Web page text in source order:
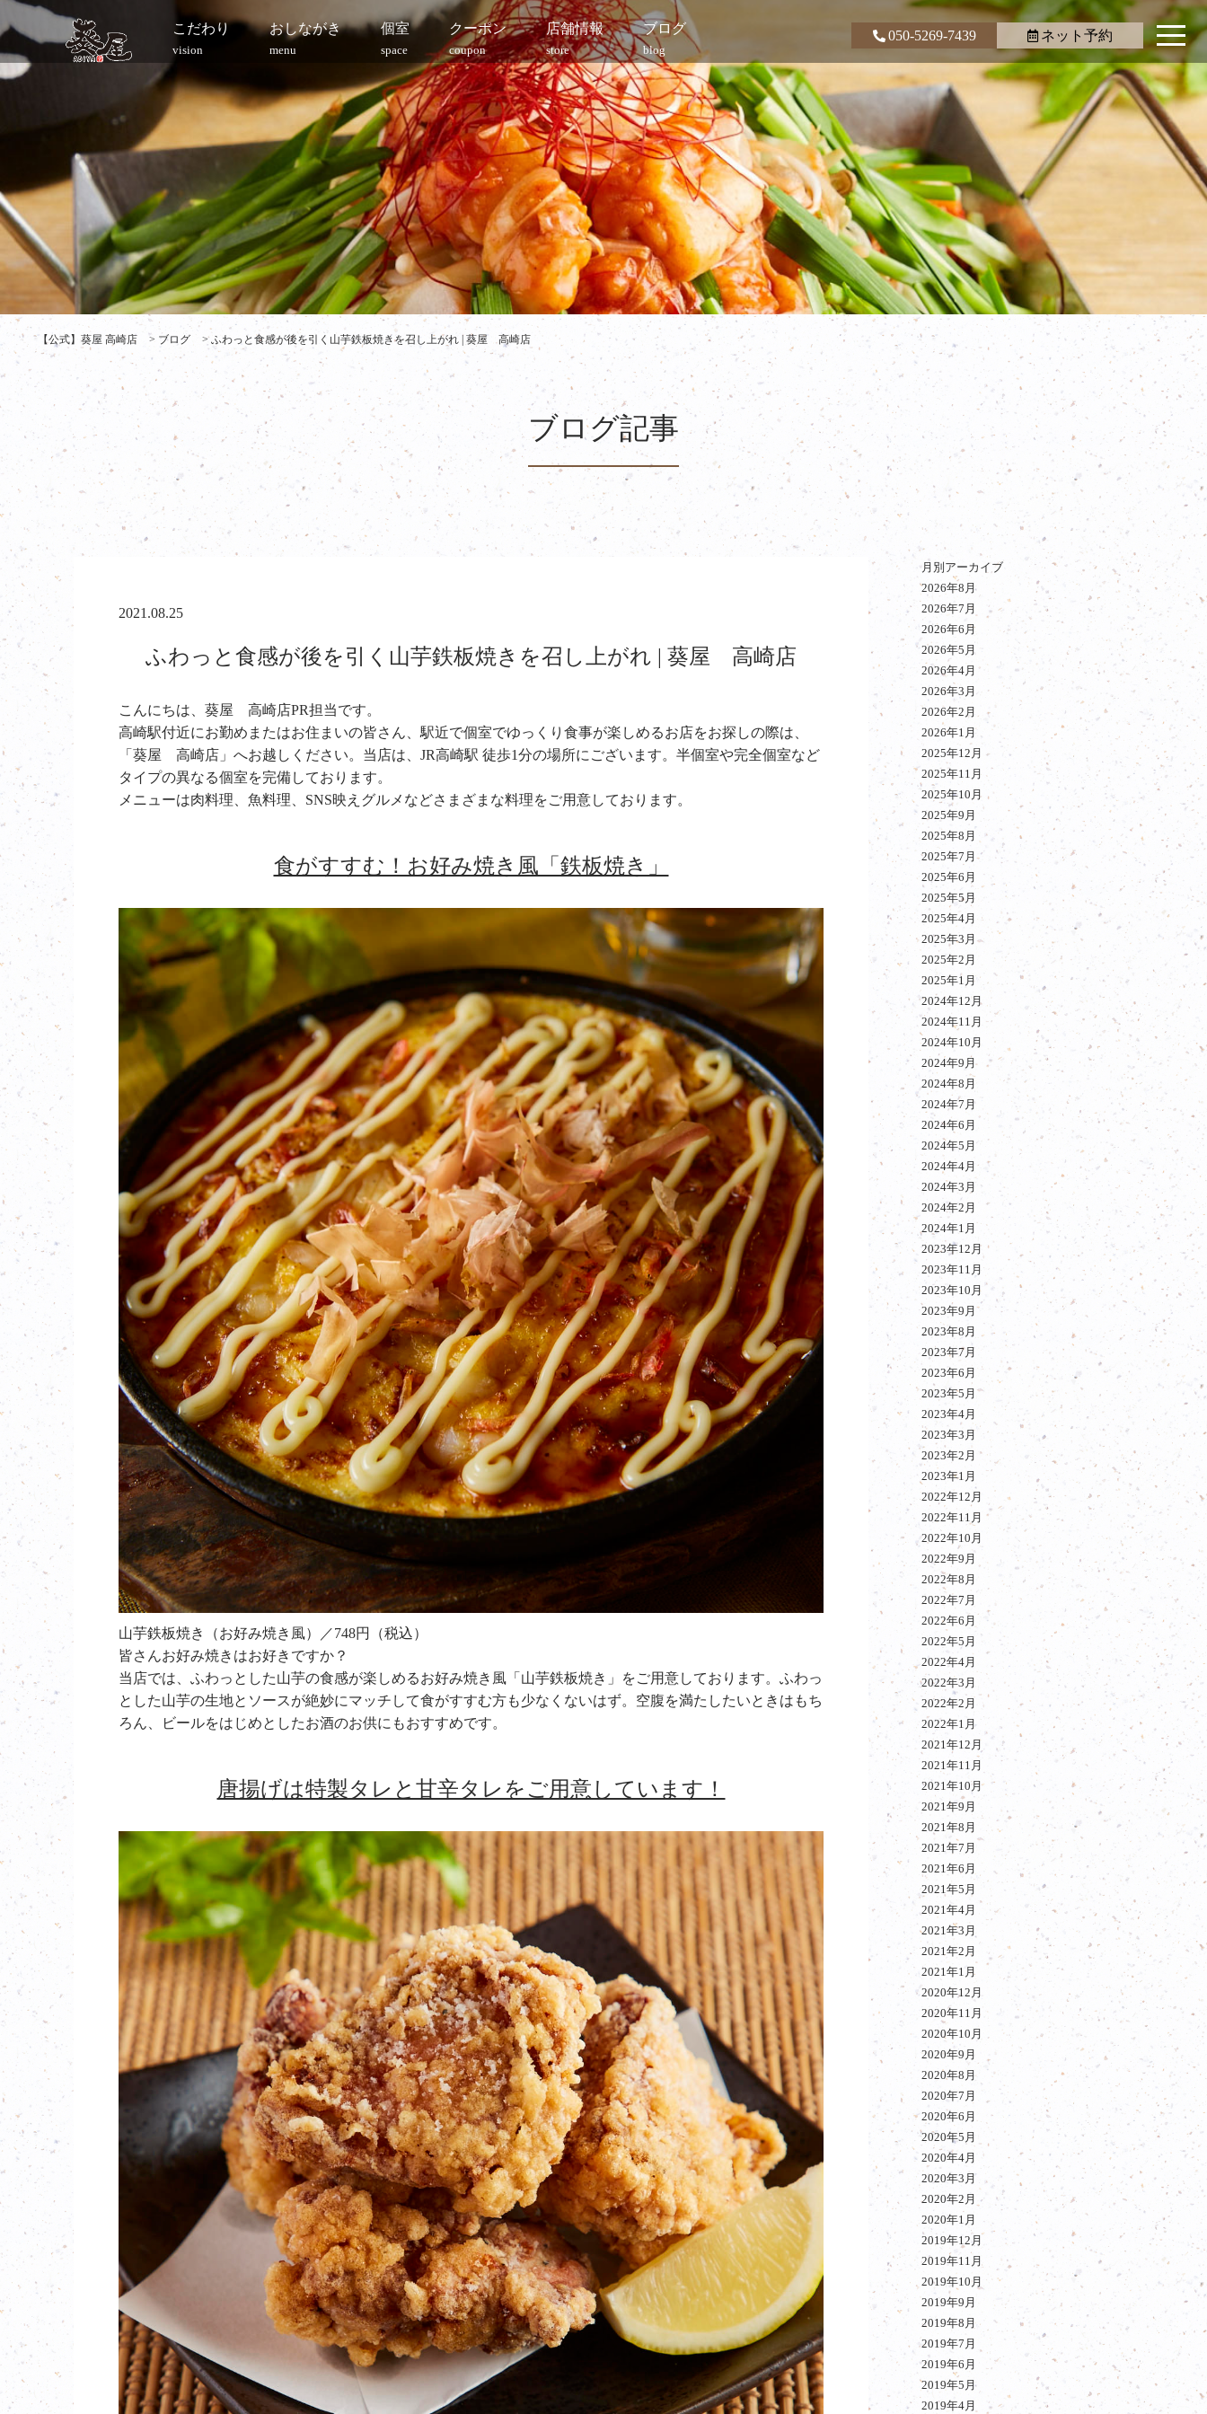
こだわり
vision
おしながき
menu
個室
space
クーポン
coupon
店舗情報
store
ブログ
blog
050-5269-7439 ネット予約
【公式】葵屋 高崎店 > ブログ >ふわっと食感が後を引く山芋鉄板焼きを召し上がれ | 葵屋 高崎店
ブログ記事
2021.08.25
ふわっと食感が後を引く山芋鉄板焼きを召し上がれ | 葵屋 高崎店
こんにちは、葵屋 高崎店PR担当です。
高崎駅付近にお勤めまたはお住まいの皆さん、駅近で個室でゆっくり食事が楽しめるお店をお探しの際は、
「葵屋 高崎店」へお越しください。当店は、JR高崎駅 徒歩1分の場所にございます。半個室や完全個室など
タイプの異なる個室を完備しております。
メニューは肉料理、魚料理、SNS映えグルメなどさまざまな料理をご用意しております。
食がすすむ！お好み焼き風「鉄板焼き」
山芋鉄板焼き（お好み焼き風）／748円（税込）
皆さんお好み焼きはお好きですか？
当店では、ふわっとした山芋の食感が楽しめるお好み焼き風「山芋鉄板焼き」をご用意しております。ふわっ
とした山芋の生地とソースが絶妙にマッチして食がすすむ方も少なくないはず。空腹を満たしたいときはもち
ろん、ビールをはじめとしたお酒のお供にもおすすめです。
唐揚げは特製タレと甘辛タレをご用意しています！
月別アーカイブ
2026年8月
2026年7月
2026年6月
2026年5月
2026年4月
2026年3月
2026年2月
2026年1月
2025年12月
2025年11月
2025年10月
2025年9月
2025年8月
2025年7月
2025年6月
2025年5月
2025年4月
2025年3月
2025年2月
2025年1月
2024年12月
2024年11月
2024年10月
2024年9月
2024年8月
2024年7月
2024年6月
2024年5月
2024年4月
2024年3月
2024年2月
2024年1月
2023年12月
2023年11月
2023年10月
2023年9月
2023年8月
2023年7月
2023年6月
2023年5月
2023年4月
2023年3月
2023年2月
2023年1月
2022年12月
2022年11月
2022年10月
2022年9月
2022年8月
2022年7月
2022年6月
2022年5月
2022年4月
2022年3月
2022年2月
2022年1月
2021年12月
2021年11月
2021年10月
2021年9月
2021年8月
2021年7月
2021年6月
2021年5月
2021年4月
2021年3月
2021年2月
2021年1月
2020年12月
2020年11月
2020年10月
2020年9月
2020年8月
2020年7月
2020年6月
2020年5月
2020年4月
2020年3月
2020年2月
2020年1月
2019年12月
2019年11月
2019年10月
2019年9月
2019年8月
2019年7月
2019年6月
2019年5月
2019年4月